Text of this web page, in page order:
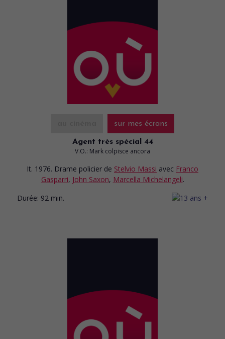
sur mes écrans
Agent très spécial 44
V.O.: Mark colpisce ancora
It. 1976. Drame policier de Stelvio Massi avec Franco
Gasparri, John Saxon, Marcella Michelangeli.
Durée: 92 min.